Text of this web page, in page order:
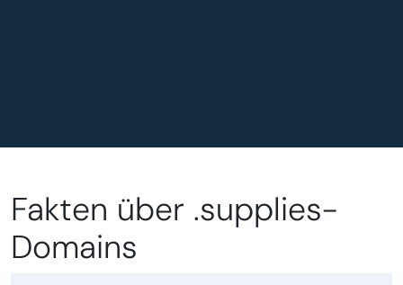
Fakten über .supplies-
Domains